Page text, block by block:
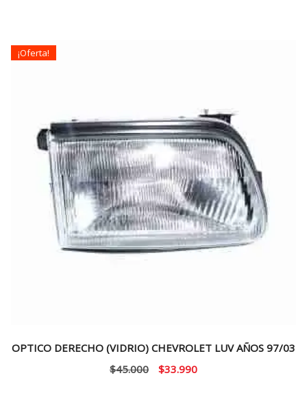
¡Oferta!
OPTICO DERECHO (VIDRIO) CHEVROLET LUV AÑOS 97/03
$45.000
El
$33.990El